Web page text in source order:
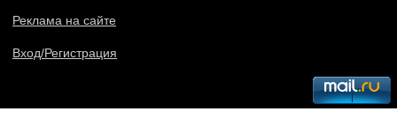
Реклама на сайте
Вход/Регистрация